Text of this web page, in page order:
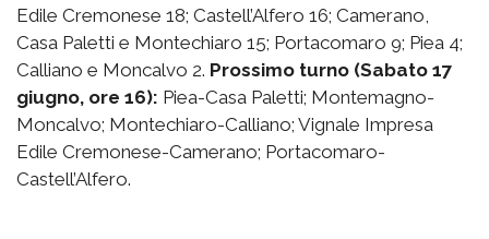
Edile Cremonese 18; Castell’Alfero 16; Camerano,
Casa Paletti e Montechiaro 15; Portacomaro 9; Piea 4;
Calliano e Moncalvo 2. Prossimo turno (Sabato 17
giugno, ore 16): Piea-Casa Paletti; Montemagno-
Moncalvo; Montechiaro-Calliano; Vignale Impresa
Edile Cremonese-Camerano; Portacomaro-
Castell’Alfero.